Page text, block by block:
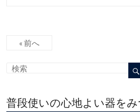
« 前へ
普段使いの心地よい器を